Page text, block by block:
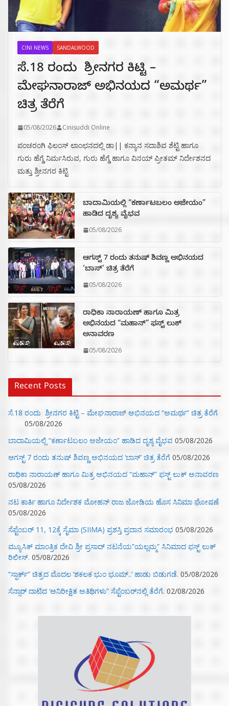
CINI NEWS SANDALWOOD
ಸೆ.18 ರಂದು ಶ್ರೀನಗರ ಕಿಟ್ಟಿ –
ಮೇಘನಾರಾಜ್ ಅಭಿನಯದ “ಅಮರ್ಥ”
ಚಿತ್ರ ತೆರೆಗೆ
05/08/2026 Cinisuddi Online
ಪಂಚರಂಗಿ ಫಿಲಂಸ್ ಲಾಂಛನದಲ್ಲಿ ಡಾ|| ಕನ್ಯಾನ ಸದಾಶಿವ ಶೆಟ್ಟಿ ಹಾಗೂ
ಗುರು ಹೆಗ್ಡೆ ನಿರ್ಮಸಿರುವ, ಗುರು ಹೆಗ್ಡೆ ಹಾಗೂ ವಿನಯ್ ಪ್ರೀತಮ್ ನಿರ್ದೇಶನದ
ಮತ್ತು ಶ್ರೀನಗರ ಕಿಟ್ಟಿ
ಬಾದಾಮಿಯಲ್ಲಿ “ಕರ್ಣಾಟಬಲಂ ಅಜೇಯಂ”
ಹಾಡಿದ ದೃಶ್ಯ ವೈಭವ
05/08/2026
ಆಗಸ್ಟ್ 7 ರಂದು ತನುಷ್ ಶಿವಣ್ಣ ಅಭಿನಯದ
‘ಬಾಸ್’ ಚಿತ್ರ ತೆರೆಗೆ
05/08/2026
ರಾಧಿಕಾ ನಾರಾಯಣ್ ಹಾಗೂ ಮಿತ್ರ
ಅಭಿನಯದ “ಮಹಾನ್” ಫಸ್ಟ್ ಲುಕ್
ಅನಾವರಣ
05/08/2026
Recent Posts
ಸೆ.18 ರಂದು ಶ್ರೀನಗರ ಕಿಟ್ಟಿ – ಮೇಘನಾರಾಜ್ ಅಭಿನಯದ “ಅಮರ್ಥ” ಚಿತ್ರ ತೆರೆಗೆ
05/08/2026
ಬಾದಾಮಿಯಲ್ಲಿ “ಕರ್ಣಾಟಬಲಂ ಅಜೇಯಂ” ಹಾಡಿದ ದೃಶ್ಯ ವೈಭವ 05/08/2026
ಆಗಸ್ಟ್ 7 ರಂದು ತನುಷ್ ಶಿವಣ್ಣ ಅಭಿನಯದ ‘ಬಾಸ್’ ಚಿತ್ರ ತೆರೆಗೆ 05/08/2026
ರಾಧಿಕಾ ನಾರಾಯಣ್ ಹಾಗೂ ಮಿತ್ರ ಅಭಿನಯದ “ಮಹಾನ್” ಫಸ್ಟ್ ಲುಕ್ ಅನಾವರಣ
05/08/2026
ನಟ ಕಾರ್ತಿ ಹಾಗೂ ನಿರ್ದೇಶಕ ಮೋಹನ್ ರಾಜ ಜೋಡಿಯ ಹೊಸ ಸಿನಿಮಾ ಘೋಷಣೆ
05/08/2026
ಸೆಪ್ಟೆಂಬರ್ 11, 12ಕ್ಕೆ ಸೈಮಾ (SIIMA) ಪ್ರಶಸ್ತಿ ಪ್ರದಾನ ಸಮಾರಂಭ 05/08/2026
ಮ್ಯೂಸಿಕ್‌ ಮಾಂತ್ರಿಕ ದೇವಿ ಶ್ರೀ ಪ್ರಸಾದ್ ನಟನೆಯ”ಯಲ್ಲಮ್ಮ” ಸಿನಿಮಾದ ಫಸ್ಟ್‌ ಲುಕ್‌
ರಿಲೀಸ್. 05/08/2026
“ಸ್ಪಾರ್ಕ್” ಚಿತ್ರದ ಮೊದಲ‌ ‘ಶಕಲಕ ಭುಂ‌ ಭೂಮ್..’ ಹಾಡು ಬಿಡುಗಡೆ. 05/08/2026
ಸೆನ್ಸಾರ್ ದಾಟಿದ ‘ಅನಿರೀಕ್ಷಿತ ಅತಿಥಿಗಳು” ಸೆಪ್ಟೆಂಬರ್‌ನಲ್ಲಿ ತೆರೆಗೆ. 02/08/2026